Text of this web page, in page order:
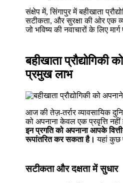
संक्षेप में, सिंगापुर में बहीखाता
सटीकता, और सुरक्षा की ओर एक
जो भविष्य की नवाचारों के लिए
बहीखाता प्रौद्योगिकी
प्रमुख लाभ
आज की तेज़-तर्रार व्यावसायिक
को अपनाना केवल एक प्रवृत्ति
इन प्रगति को अपनाना आपके
रूपांतरित कर सकता है। यहां कुछ
सटीकता और दक्षता में सुधार